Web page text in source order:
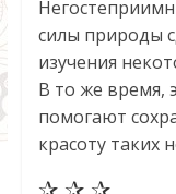
силы природы
изучения
В то же время,
помогают
красоту таких